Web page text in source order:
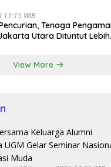
11:15 WIB
Tenaga
Utara Dituntut Lebih
View More